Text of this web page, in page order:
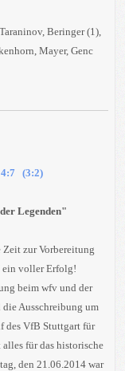
Beringer (1),
Mayer, Genc
(3:2)
Legenden"
zur Vorbereitung
ein voller Erfolg!
beim wfv und der
Ausschreibung um
des VfB Stuttgart für
für das historische
den 21.06.2014 war